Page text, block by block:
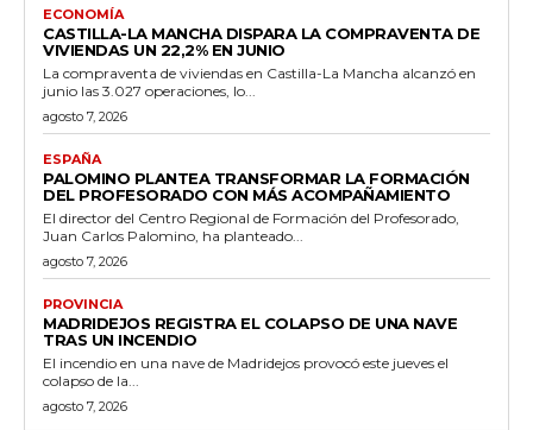
ECONOMÍA
CASTILLA-LA MANCHA DISPARA LA COMPRAVENTA DE
VIVIENDAS UN 22,2% EN JUNIO
La compraventa de viviendas en Castilla-La Mancha alcanzó en
junio las 3.027 operaciones, lo...
agosto 7, 2026
ESPAÑA
PALOMINO PLANTEA TRANSFORMAR LA FORMACIÓN
DEL PROFESORADO CON MÁS ACOMPAÑAMIENTO
El director del Centro Regional de Formación del Profesorado,
Juan Carlos Palomino, ha planteado...
agosto 7, 2026
PROVINCIA
MADRIDEJOS REGISTRA EL COLAPSO DE UNA NAVE
TRAS UN INCENDIO
El incendio en una nave de Madridejos provocó este jueves el
colapso de la...
agosto 7, 2026